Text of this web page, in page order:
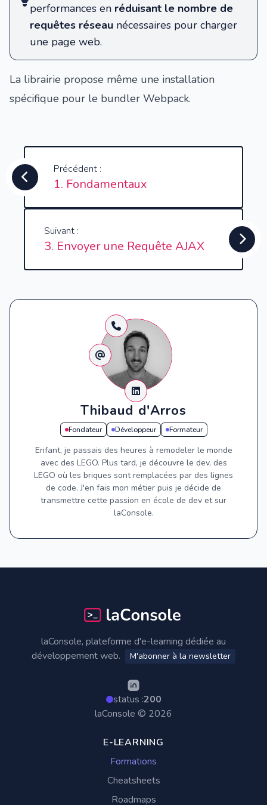
performances en réduisant le nombre de
requêtes réseau nécessaires pour charger
une page web.
La librairie propose même une installation
spécifique pour le bundler Webpack.
Précédent :
1. Fondamentaux
Suivant :
3. Envoyer une Requête AJAX
Thibaud d'Arros
Fondateur Développeur Formateur
Enfant, je passais des heures à remodeler le monde
avec des LEGO. Plus tard, je découvre le dev, des
LEGO où les briques sont remplacées par des lignes
de code. J'en fais mon métier puis je décide de
transmettre cette passion en école de dev et sur
laConsole.
laConsole, plateforme d'e-learning dédiée au
développement web.
M'abonner à la newsletter
status :200
laConsole © 2026
E-LEARNING
Formations
Cheatsheets
Roadmaps